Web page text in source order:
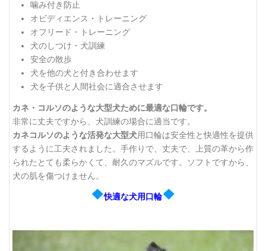
噛み付き防止
オビディエンス・トレーニング
オフリード・トレーニング
犬のしつけ・犬訓練
安全の散歩
犬を他の犬と付き合わせます
犬を子供と人間社会に適合させます
カネ・コルソのような大型犬ために最適な口輪です。
非常に丈夫ですから、犬訓練の場合に適当です。
カネコルソのような活発な大型犬用口輪は安全性と快適性を提供
するように工夫されました。手作りで、丈夫で、上質の革から作
られたとても柔らかくて、耐久のマズルです。ソフトですから、
犬の肌を傷つけません。
❖快適な犬用口輪❖